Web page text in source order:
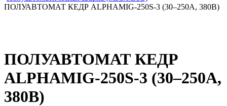
ПОЛУАВТОМАТ КЕДР ALPHAMIG-250S-3 (30–250А, 380В)
ПОЛУАВТОМАТ КЕДР
ALPHAMIG-250S-3 (30–250А,
380В)